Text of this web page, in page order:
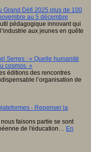
Grand Défi 2025 plus de 100
au 5 décembre
pédagogique innovant qui
aux jeunes en quête
Serres : « Quelle humanité
cosmos. »
éditions des rencontres
l’organisation de
- Repenser la
faisons partie se sont
de l'éducation… En